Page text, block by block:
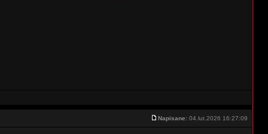
Napisane: 04.lut.2026 16:27:09